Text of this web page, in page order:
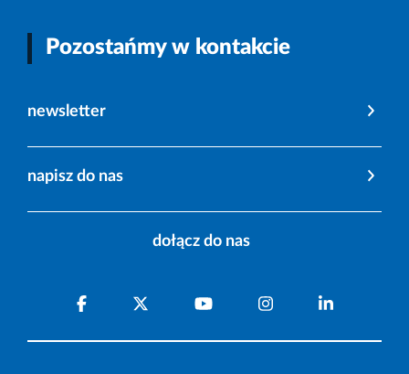
Pozostańmy w kontakcie
newsletter
napisz do nas
dołącz do nas